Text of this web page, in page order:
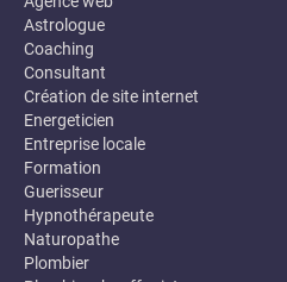
Astrologue
Coaching
Consultant
Création de site internet
Energeticien
Entreprise locale
Formation
Guerisseur
Hypnothérapeute
Naturopathe
Plombier